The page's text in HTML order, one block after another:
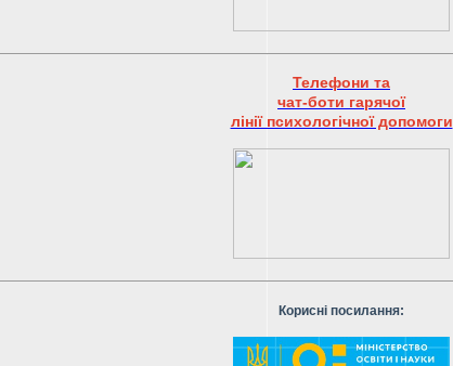
Телефони та
чат-боти гарячої
лінії психологічної допомоги
Корисні посилання: